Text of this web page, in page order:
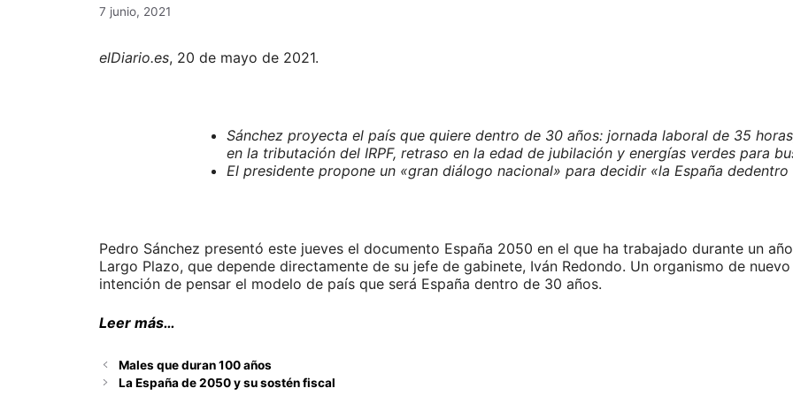
7 junio, 2021
elDiario.es, 20 de mayo de 2021.
Sánchez proyecta el país que quiere dentro de 30 años: jornada laboral de 35
en la tributación del IRPF, retraso en la edad de jubilación y energías verdes para
El presidente propone un «gran diálogo nacional» para decidir «la España dedentro
Pedro Sánchez presentó este jueves el documento España 2050 en el que ha trabajado durante un
Largo Plazo, que depende directamente de su jefe de gabinete, Iván Redondo. Un organismo de
intención de pensar el modelo de país que será España dentro de 30 años.
Leer más…
Males que duran 100 años
La España de 2050 y su sostén fiscal